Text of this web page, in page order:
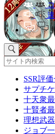
SSR評
サプチ
十天衆
十賢者
理想武
ジョブ